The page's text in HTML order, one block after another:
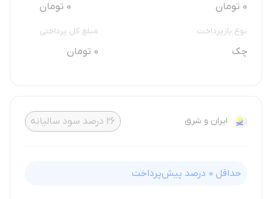
0 تومان 0 تومان
نوع بازپرداخت
چک
مبلغ کل پرداختی
0 تومان
ایران و شرق 26 درصد سود سالیانه
حداقل 0 درصد پیش‌پرداخت